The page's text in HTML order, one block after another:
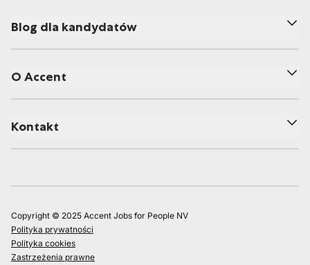
Blog dla kandydatów
O Accent
Kontakt
Copyright © 2025 Accent Jobs for People NV
Polityka prywatności
Polityka cookies
Zastrzeżenia prawne